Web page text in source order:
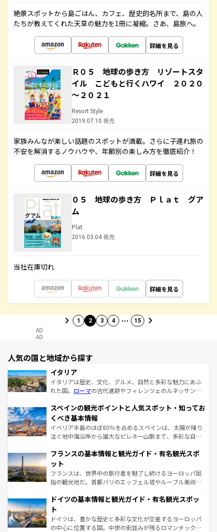
絶景スポットから島ごはん、カフェ、歴史的名所まで、島の人
たちが教えてくれた天草の魅力を1冊に凝縮。さあ、島旅へ。
詳細を見る
Ｒ０５ 地球の歩き方 リゾートスタ
イル こどもと行くハワイ ２０２０
～２０２１
Resort Style
2019.07.10 発売
家族みんなが楽しい話題のスポットが満載。さらに子連れ旅の
不安を解消するノウハウや、年齢別の楽しみ方を徹底紹介！
詳細を見る
０５ 地球の歩き方 Ｐｌａｔ グア
ム
Plat
2016.03.04 発売
当社在庫切れ
詳細を見る
1 2 3 4 … 15
AD
AD
人気の国と地域から探す
イタリア
イタリアは歴史、文化、グルメ、自然と多彩な魅力にあふ
れた国。 ローマの古代遺跡やフィレンツェのルネッサンス
ろん、トスカーナの美しい田園風景やアマルフィ海岸の絶
景など、自然景観も見逃せない。観光の合間には、本場の
ピザやパスタなど、絶品のイタリア料理を堪能することも
できる。朝目覚めてから夜眠るまで、すべての瞬間を楽し
なお、新着のイタリア情報はコンテンツ一覧を参照してほ
しい。
スペインの観光ポイントと人気スポット・知ってお
くべき基本情報
イベリア半島のほぼ80％を占めるスペインは、太陽が降り
注ぐ地中海沿岸から雄大なピレネー山脈まで、多彩な自然
文化が根付くこの国では、情熱的なフラメンコ、熱気あふ
れる闘牛、そして美味しいタパスが生活の一部となってい
る。首都マドリードの洗練された雰囲気や、バルセロナの
アートに溢れた街角から、地方では古代ローマ遺跡や中世
せる。地方によって風土や気候が異なるスペインはその個
ンテンツ一覧 を参照してほしい。
フランスの基本情報と観光ガイド・有名観光スポ
ット
フランスは、世界中の旅行者を魅了し続けるヨーロッパ屈
指の観光地だ。首都パリのエッフェル塔やルーブル美術館
で、幅広い魅力が詰まっている。華麗な宮殿、歴史的な大
聖堂、美しいビーチ、そして豊かな自然が、訪れる者を心
から魅了する。また、フランスは美食の国としても知ら
れ、フランス料理はユネスコ無形文化遺産にも登録されて
ドイツの基本情報と観光ガイド・有名観光スポッ
ト
ドイツは、豊かな歴史と多彩な文化が交差するヨーロッパ
の中心に位置する国。中世の街並みが残るロマンチック街